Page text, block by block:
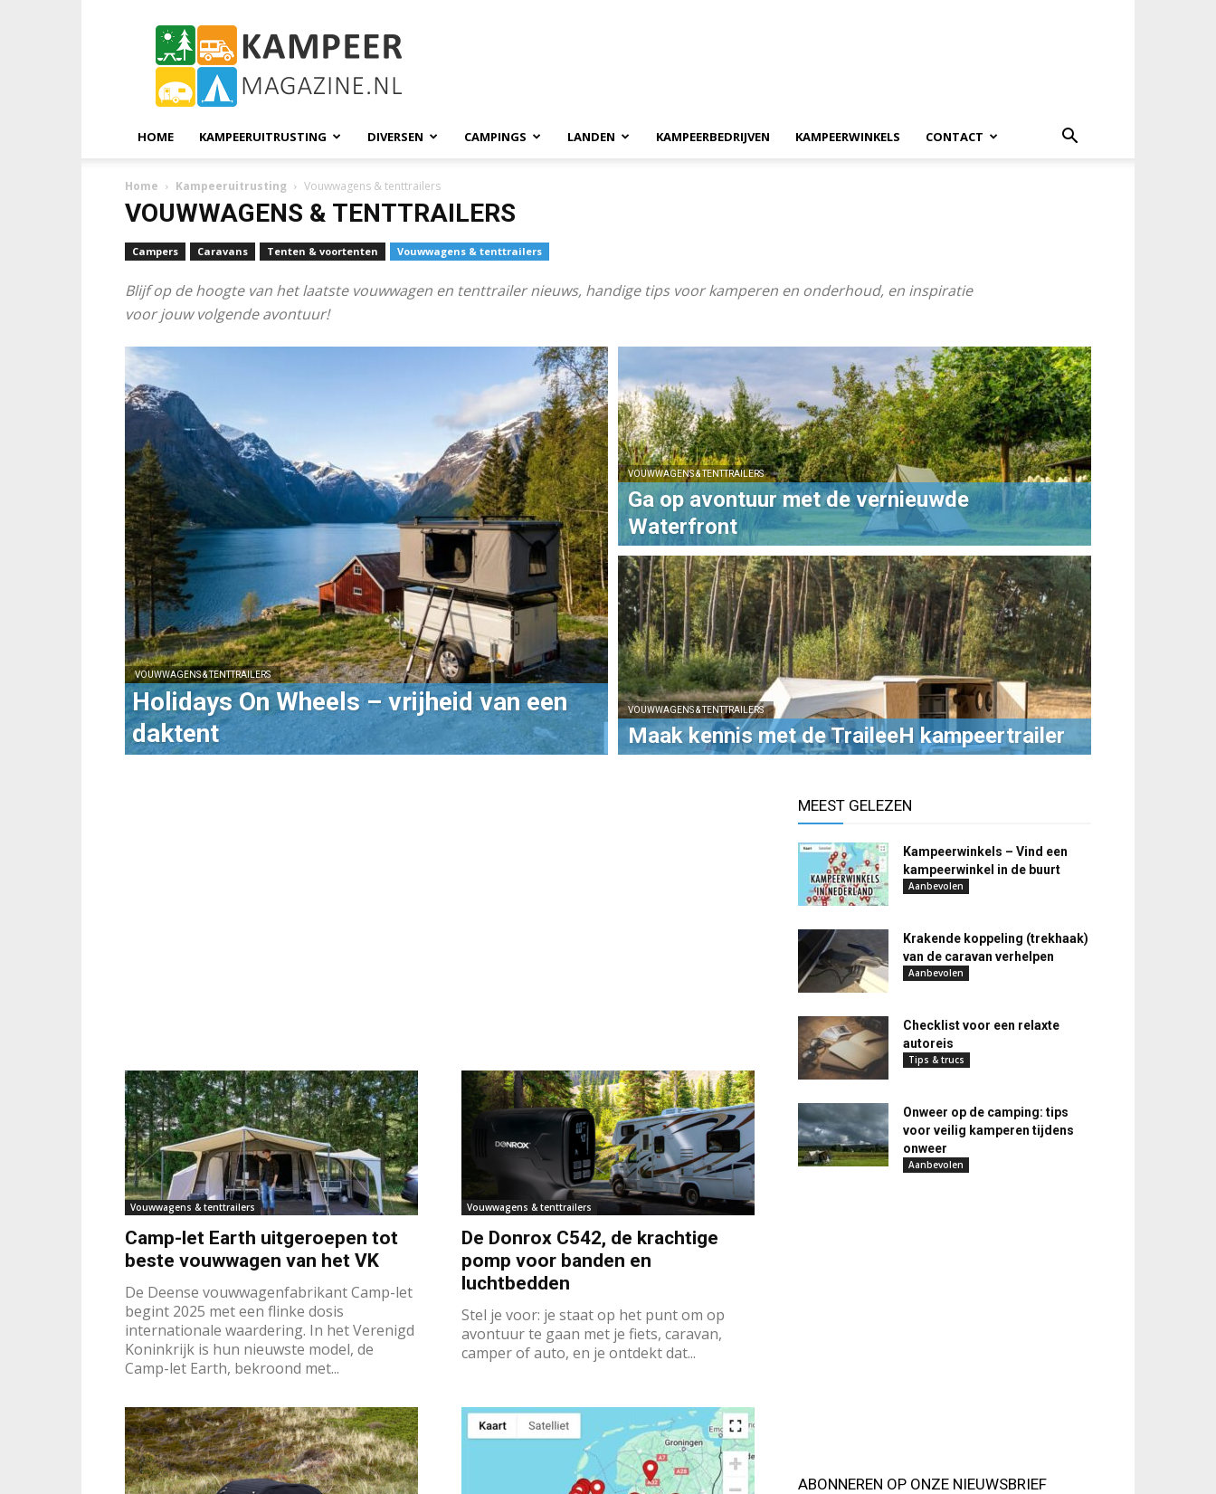
KampeerMagazine
HOME KAMPEERUITRUSTING DIVERSEN CAMPINGS LANDEN KAMPEERBEDRIJVEN KAMPEERWINKELS CONTACT
Home Kampeeruitrusting Vouwwagens & tenttrailers
VOUWWAGENS & TENTTRAILERS
Campers Caravans Tenten & voortenten Vouwwagens & tenttrailers
Blijf op de hoogte van het laatste vouwwagen en tenttrailer nieuws, handige tips voor kamperen en onderhoud, en inspiratie
voor jouw volgende avontuur!
VOUWWAGENS & TENTTRAILERS
Holidays On Wheels – vrijheid van een
daktent
VOUWWAGENS & TENTTRAILERS
Ga op avontuur met de vernieuwde
Waterfront
VOUWWAGENS & TENTTRAILERS
Maak kennis met de TraileeH kampeertrailer
Vouwwagens & tenttrailers
Camp-let Earth uitgeroepen tot
beste vouwwagen van het VK
De Deense vouwwagenfabrikant Camp-let
begint 2025 met een flinke dosis
internationale waardering. In het Verenigd
Koninkrijk is hun nieuwste model, de
Camp-let Earth, bekroond met...
Vouwwagens & tenttrailers
De Donrox C542, de krachtige
pomp voor banden en
luchtbedden
Stel je voor: je staat op het punt om op
avontuur te gaan met je fiets, caravan,
camper of auto, en je ontdekt dat...
MEEST GELEZEN
Kampeerwinkels – Vind een
kampeerwinkel in de buurt
Aanbevolen
Krakende koppeling (trekhaak)
van de caravan verhelpen
Aanbevolen
Checklist voor een relaxte
autoreis
Tips & trucs
Onweer op de camping: tips
voor veilig kamperen tijdens
onweer
Aanbevolen
ABONNEREN OP ONZE NIEUWSBRIEF